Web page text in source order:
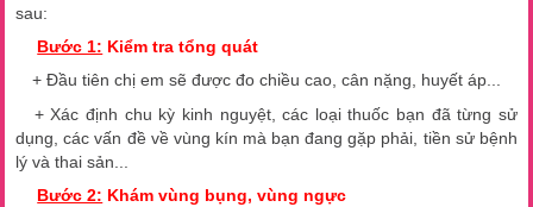
sau:
Bước 1: Kiểm tra tổng quát
+ Đầu tiên chị em sẽ được đo chiều cao, cân nặng, huyết áp...
+ Xác định chu kỳ kinh nguyệt, các loại thuốc bạn đã từng sử
dụng, các vấn đề về vùng kín mà bạn đang gặp phải, tiền sử bệnh
lý và thai sản...
Bước 2: Khám vùng bụng, vùng ngực